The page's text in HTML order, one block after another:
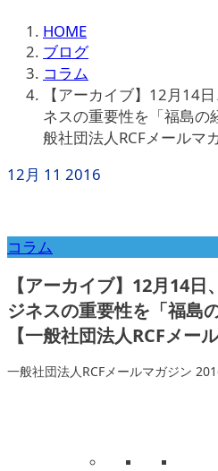
HOME
ブログ
コラム
【アーカイブ】12月14
ネスの重要性を「福島の
般社団法人RCFメールマ
12月 11 2016
コラム
【アーカイブ】12月14
ジネスの重要性を「福島
【一般社団法人RCFメー
一般社団法人RCFメールマガジン